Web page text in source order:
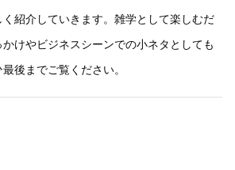
紹介していきます。雑学として楽しむだ
けやビジネスシーンでの小ネタとしても
後までご覧ください。